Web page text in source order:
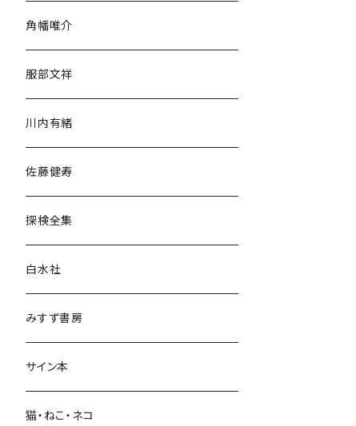
民族・風習
言語・ことば
角幡唯介
服部文祥
川内有緒
佐藤健寿
探検全集
白水社
みすず書房
サイン本
猫・ねこ・ネコ